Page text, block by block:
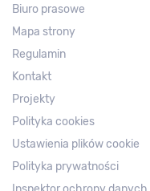
Biuro prasowe
Mapa strony
Regulamin
Kontakt
Projekty
Polityka cookies
Ustawienia plików cookie
Polityka prywatności